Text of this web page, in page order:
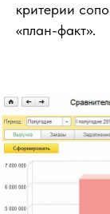
критерии
«план-факт».